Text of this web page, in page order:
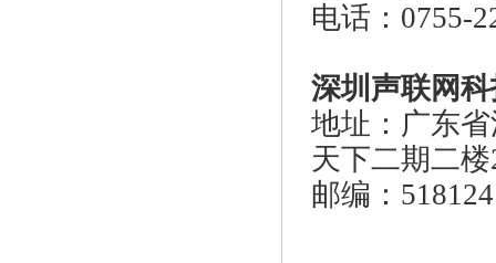
电话：0755-
深圳声联网
地址：广东
天下二期二楼
邮编：518124